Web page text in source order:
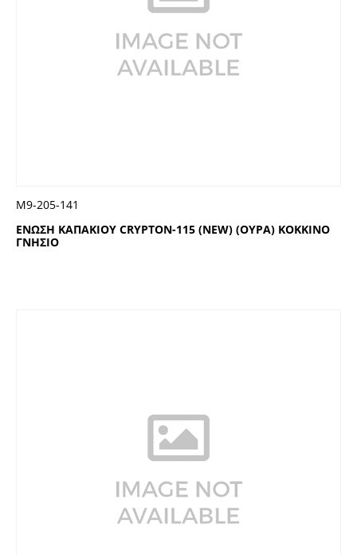
ΕΝΩΣΗ ΚΑΠΑΚΙΟΥ CRYPTON-115 (NEW) (ΟΥΡΑ) ΚΟΚΚΙΝΟ
ΓΝΗΣΙΟ
Μ9-205-141